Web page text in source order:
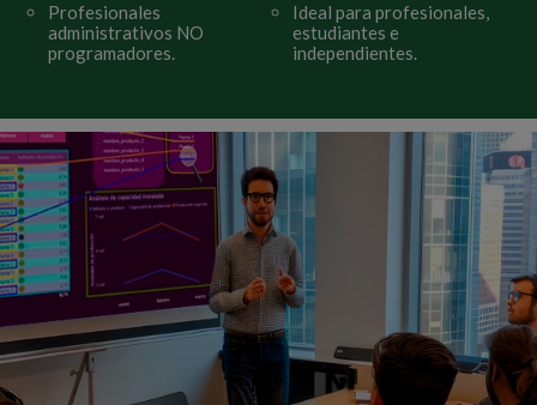
Profesionales
administrativos NO
programadores.
Ideal para profesionales,
estudiantes e
independientes.